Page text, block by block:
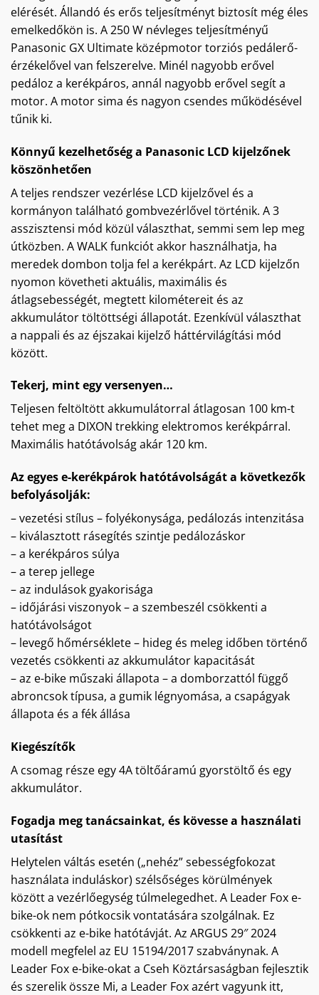
elérését. Állandó és erős teljesítményt biztosít még éles
emelkedőkön is. A 250 W névleges teljesítményű
Panasonic GX Ultimate középmotor torziós pedálerő-
érzékelővel van felszerelve. Minél nagyobb erővel
pedáloz a kerékpáros, annál nagyobb erővel segít a
motor. A motor sima és nagyon csendes működésével
tűnik ki.
Könnyű kezelhetőség a Panasonic LCD kijelzőnek
köszönhetően
A teljes rendszer vezérlése LCD kijelzővel és a
kormányon található gombvezérlővel történik. A 3
asszisztensi mód közül választhat, semmi sem lep meg
útközben. A WALK funkciót akkor használhatja, ha
meredek dombon tolja fel a kerékpárt. Az LCD kijelzőn
nyomon követheti aktuális, maximális és
átlagsebességét, megtett kilométereit és az
akkumulátor töltöttségi állapotát. Ezenkívül választhat
a nappali és az éjszakai kijelző háttérvilágítási mód
között.
Tekerj, mint egy versenyen…
Teljesen feltöltött akkumulátorral átlagosan 100 km-t
tehet meg a DIXON trekking elektromos kerékpárral.
Maximális hatótávolság akár 120 km.
Az egyes e-kerékpárok hatótávolságát a következők
befolyásolják:
– vezetési stílus – folyékonysága, pedálozás intenzitása
– kiválasztott rásegítés szintje pedálozáskor
– a kerékpáros súlya
– a terep jellege
– az indulások gyakorisága
– időjárási viszonyok – a szembeszél csökkenti a
hatótávolságot
– levegő hőmérséklete – hideg és meleg időben történő
vezetés csökkenti az akkumulátor kapacitását
– az e-bike műszaki állapota – a domborzattól függő
abroncsok típusa, a gumik légnyomása, a csapágyak
állapota és a fék állása
Kiegészítők
A csomag része egy 4A töltőáramú gyorstöltő és egy
akkumulátor.
Fogadja meg tanácsainkat, és kövesse a használati
utasítást
Helytelen váltás esetén („nehéz” sebességfokozat
használata induláskor) szélsőséges körülmények
között a vezérlőegység túlmelegedhet. A Leader Fox e-
bike-ok nem pótkocsik vontatására szolgálnak. Ez
csökkenti az e-bike hatótávját. Az ARGUS 29″ 2024
modell megfelel az EU 15194/2017 szabványnak. A
Leader Fox e-bike-okat a Cseh Köztársaságban fejlesztik
és szerelik össze Mi, a Leader Fox azért vagyunk itt,